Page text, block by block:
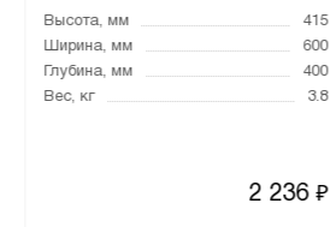
Высота, мм
415
Ширина, мм
600
Глубина, мм
400
Вес, кг
3.8
2 236₽